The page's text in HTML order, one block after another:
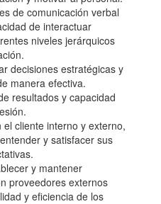
de comunicación verbal
de interactuar
niveles jerárquicos
decisiones estratégicas y
manera efectiva.
resultados y capacidad
cliente interno y externo,
y satisfacer sus
y mantener
proveedores externos
y eficiencia de los